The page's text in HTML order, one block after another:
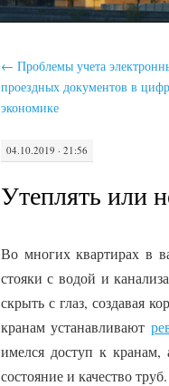
← Проблемы учета
проездных документов в
экономике
04.10.2019 · 21:56
Утеплять или
Во многих квартирах в
стояки с водой и
скрыть с глаз, создавая
кранам устанавливают
имелся доступ к кранам,
состояние и качество труб.